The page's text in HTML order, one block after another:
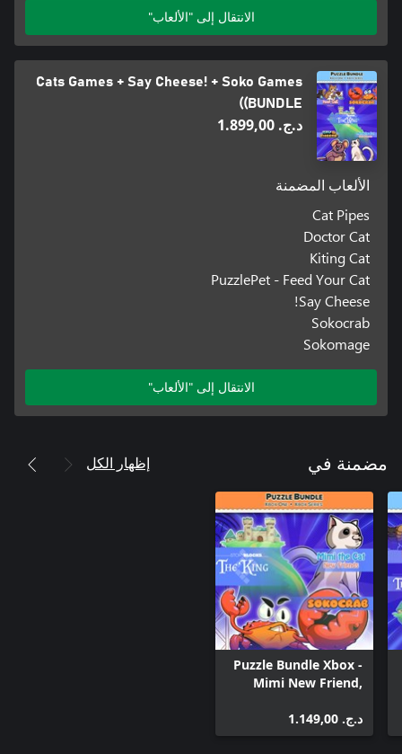
الانتقال إلى "الألعاب"
Cats Games + Say Cheese! + Soko Games
(BUNDLE)
د.ج.‏ 1.899,00
الألعاب المضمنة
Cat Pipes
Doctor Cat
Kiting Cat
PuzzlePet - Feed Your Cat
Say Cheese!
Sokocrab
Sokomage
الانتقال إلى "الألعاب"
مضمنة في إظهار الكل
Puzzle Bundle Xbox -
Mimi New Friend,
StoryBlocks
د.ج.‏ 1.149,00